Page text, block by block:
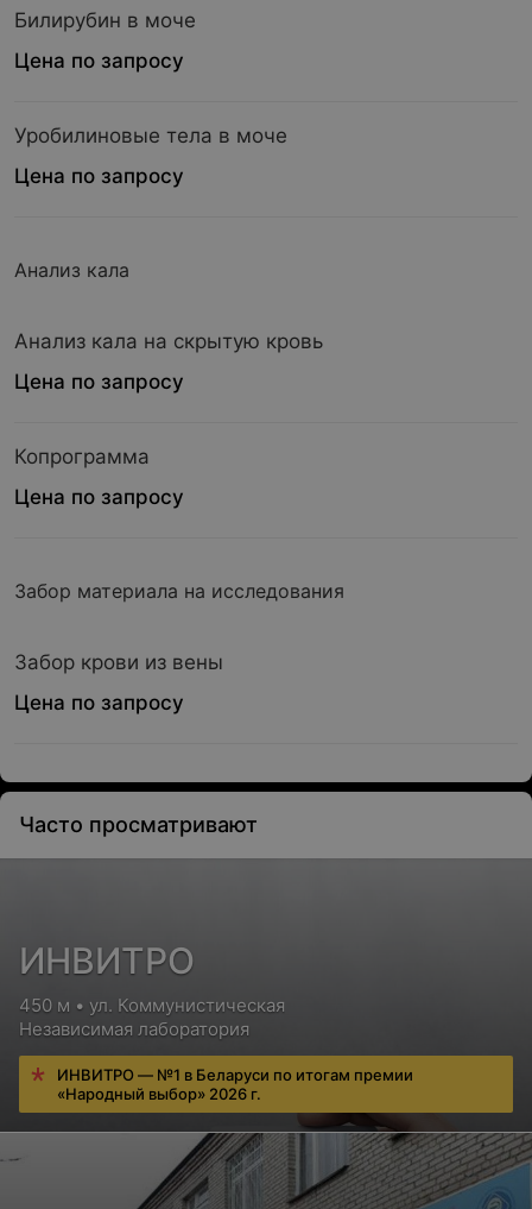
Билирубин в моче
Цена по запросу
Уробилиновые тела в моче
Цена по запросу
Анализ кала
Анализ кала на скрытую кровь
Цена по запросу
Копрограмма
Цена по запросу
Забор материала на исследования
Забор крови из вены
Цена по запросу
Часто просматривают
ИНВИТРО
450 м • ул. Коммунистическая
Независимая лаборатория
ИНВИТРО — №1 в Беларуси по итогам премии
«Народный выбор» 2026 г.